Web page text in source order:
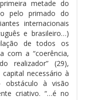
metade do
pelo primado do
internacionais
e brasileiro…)
de todos os
com a “coerência,
realizador” (29),
necessário à
à visão
criativo. “…é no